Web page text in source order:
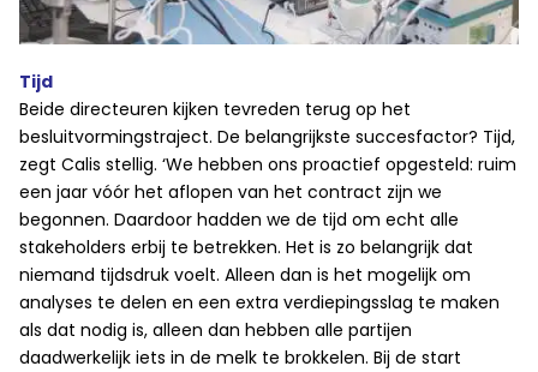
Tijd
Beide directeuren kijken tevreden terug op het
besluitvormingstraject. De belangrijkste succesfactor? Tijd,
zegt Calis stellig. ‘We hebben ons proactief opgesteld: ruim
een jaar vóór het aflopen van het contract zijn we
begonnen. Daardoor hadden we de tijd om echt alle
stakeholders erbij te betrekken. Het is zo belangrijk dat
niemand tijdsdruk voelt. Alleen dan is het mogelijk om
analyses te delen en een extra verdiepingsslag te maken
als dat nodig is, alleen dan hebben alle partijen
daadwerkelijk iets in de melk te brokkelen. Bij de start